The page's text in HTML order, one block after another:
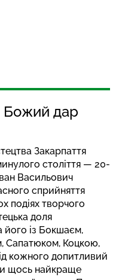
Божий дар
Закарпаття
століття — 20-
Васильович
сприйняття
подіях творчого
доля
із Бокшаєм,
Сапатюком, Коцкою,
кожного допитливий
щось найкраще